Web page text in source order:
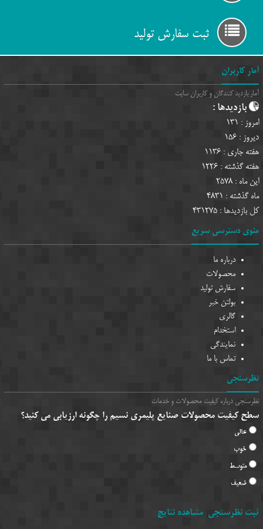
ثبت سفارش تولید
آمار کاربران
آمار بازدید کنندگان و کاربران سایت
بازدیدها :
امروز : 131
دیروز : 156
هفته جاری : 1136
هفته گذشته : 1226
این ماه : 2578
ماه گذشته : 4831
کل بازدیدها : 431275
منوی دسترسی سریع
درباره ما
محصولات
سفارش تولید
بولتن خبر
گالری
استخدام
نمایندگی
تماس با ما
نظرسنجی
نظرسنجی درباره کیفیت محصولات و خدمات
سطح کیفیت محصولات صنایع پلیمری نسیم را چگونه ارزیابی می کنید؟
عالی
خوب
متوسط
ضعیف
ثبت نظرسنجی مشاهده نتایج